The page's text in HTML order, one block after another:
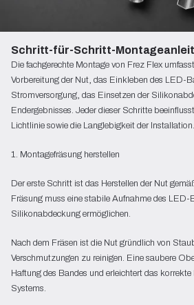
Schritt-für-Schritt-
Die fachgerechte Montage von Frez Flex
Vorbereitung der Nut, das Einkleben des LED-
Stromversorgung, das Einsetzen der
Endergebnisses. Jeder dieser Schritte
Lichtlinie sowie die Langlebigkeit der Installation.
1. Montagefräsung herstellen
Der erste Schritt ist das Herstellen der Nut
Fräsung muss eine stabile Aufnahme des LED-
Silikonabdeckung ermöglichen.
Nach dem Fräsen ist die Nut gründlich von
Verschmutzungen zu reinigen. Eine saubere
Haftung des Bandes und erleichtert das
Systems.